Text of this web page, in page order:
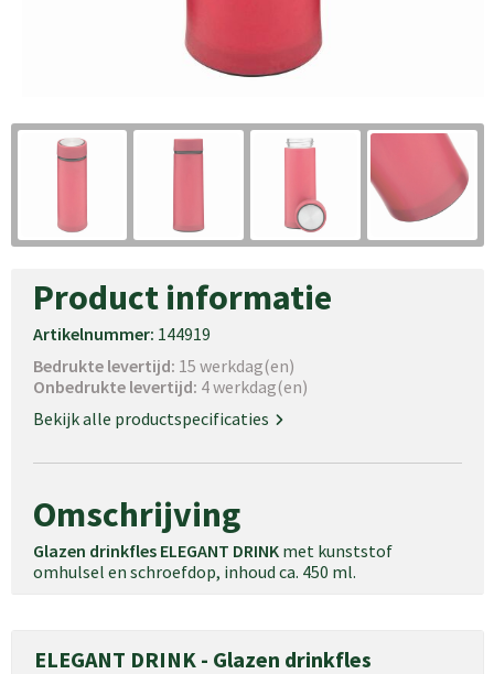
Product informatie
Artikelnummer: 144919
Bedrukte levertijd: 15 werkdag(en)
Onbedrukte levertijd: 4 werkdag(en)
Bekijk alle productspecificaties
Omschrijving
Glazen drinkfles ELEGANT DRINKmet kunststof
omhulsel en schroefdop, inhoud ca. 450 ml.
ELEGANT DRINK - Glazen drinkfles